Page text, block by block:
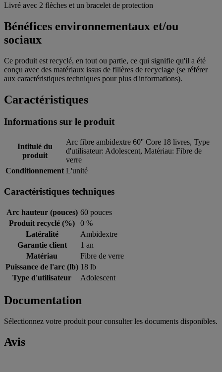
Livré avec 2 flèches et un bracelet de protection
Bénéfices environnementaux et/ou
sociaux
Ce produit est recyclé, en tout ou partie, ce qui signifie qu'il a été
conçu avec des matériaux issus de filières de recyclage (se référer
aux caractéristiques techniques pour plus d'informations).
Caractéristiques
Informations sur le produit
Intitulé du
produit
Arc fibre ambidextre 60'' Core 18 livres, Type
d'utilisateur: Adolescent, Matériau: Fibre de
verre
Conditionnement L'unité
Caractéristiques techniques
Arc hauteur (pouces) 60 pouces
Produit recyclé (%)
0 %
Latéralité
Ambidextre
Garantie client
1 an
Matériau
Fibre de verre
Puissance de l'arc (lb) 18 lb
Type d'utilisateur
Adolescent
Documentation
Sélectionnez votre produit pour consulter les documents disponibles.
Avis